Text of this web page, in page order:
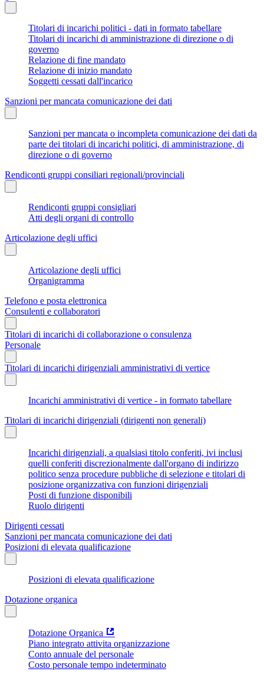
Titolari di incarichi politici - dati in formato tabellare
Titolari di incarichi di amministrazione di direzione o di
governo
Relazione di fine mandato
Relazione di inizio mandato
Soggetti cessati dall'incarico
Sanzioni per mancata comunicazione dei dati
Sanzioni per mancata o incompleta comunicazione dei dati da
parte dei titolari di incarichi politici, di amministrazione, di
direzione o di governo
Rendiconti gruppi consiliari regionali/provinciali
Rendiconti gruppi consigliari
Atti degli organi di controllo
Articolazione degli uffici
Articolazione degli uffici
Organigramma
Telefono e posta elettronica
Consulenti e collaboratori
Titolari di incarichi di collaborazione o consulenza
Personale
Titolari di incarichi dirigenziali amministrativi di vertice
Incarichi amministrativi di vertice - in formato tabellare
Titolari di incarichi dirigenziali (dirigenti non generali)
Incarichi dirigenziali, a qualsiasi titolo conferiti, ivi inclusi
quelli conferiti discrezionalmente dall'organo di indirizzo
politico senza procedure pubbliche di selezione e titolari di
posizione organizzativa con funzioni dirigenziali
Posti di funzione disponibili
Ruolo dirigenti
Dirigenti cessati
Sanzioni per mancata comunicazione dei dati
Posizioni di elevata qualificazione
Posizioni di elevata qualificazione
Dotazione organica
Dotazione Organica
Piano integrato attivita organizzazione
Conto annuale del personale
Costo personale tempo indeterminato